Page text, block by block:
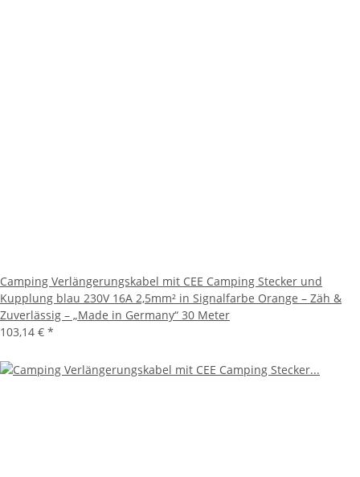
Camping Verlängerungskabel mit CEE Camping Stecker und
Kupplung blau 230V 16A 2,5mm² in Signalfarbe Orange – Zäh &
Zuverlässig – „Made in Germany“ 30 Meter
103,14 € *